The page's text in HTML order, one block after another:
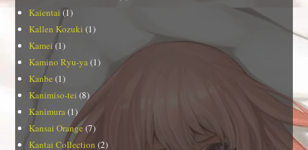
Kaientai (1)
Kallen Kozuki (1)
Kamei (1)
Kamino Ryu-ya(1)
Kanbe (1)
Kanimiso-tei (8)
Kanimura(1)
Kansai Orange(7)
Kantai Collection (2)